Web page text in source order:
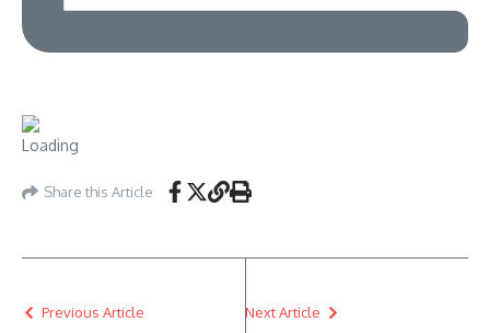
Share this Article
Previous Article Next Article